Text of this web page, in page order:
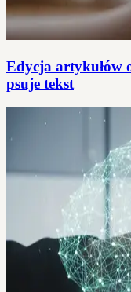
Edycja artykułów
psuje tekst